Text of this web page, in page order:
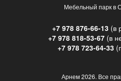
Мебельный парк в
+7 978 876-66-13(в
+7 978 818-53-67(в
+7 978 723-64-33
Арнем2026. Все